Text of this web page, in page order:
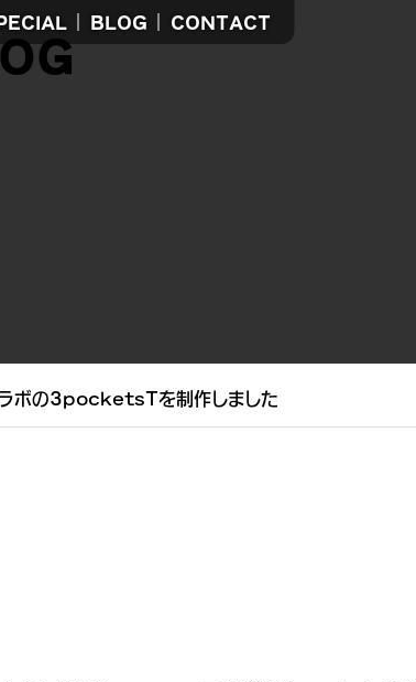
BLOG CONTACT
ボの3pocketsTを制作しました